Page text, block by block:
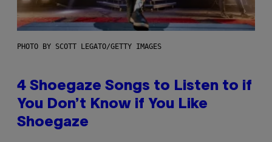
PHOTO BY SCOTT LEGATO/GETTY IMAGES
4 Shoegaze Songs to Listen to if
You Don’t Know if You Like
Shoegaze